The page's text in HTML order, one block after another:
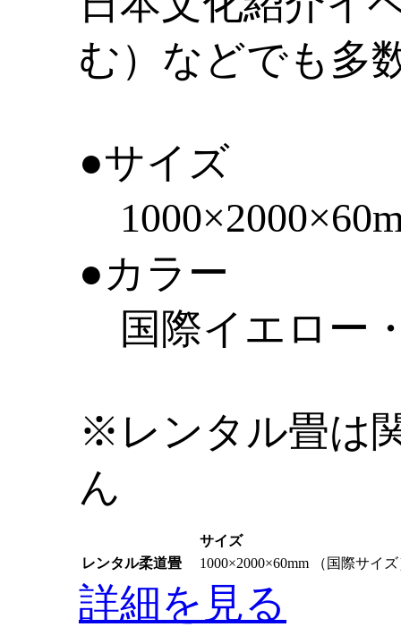
む）などでも多
●サイズ
●カラー
国際イエロー
※レンタル畳は
ん
サイズ
レンタル柔道畳
1000×2000×60mm （国際サイ
詳細を見る